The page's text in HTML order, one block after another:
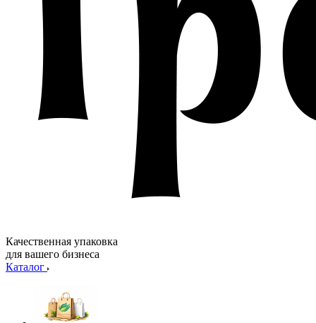
Качественная упаковка
для вашего бизнеса
Каталог